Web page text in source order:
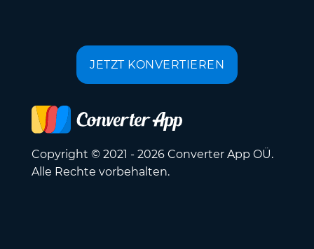
JETZT KONVERTIEREN
Copyright © 2021 - 2026 Converter App OÜ.
Alle Rechte vorbehalten.